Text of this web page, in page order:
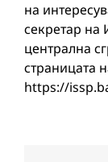
на
секретар на
централна
страницата
https://